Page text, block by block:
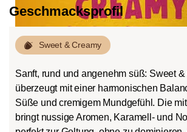
Geschmacksprofil
Sweet & Creamy
Sanft, rund und angenehm süß: Sweet
überzeugt mit einer harmonischen
Süße und cremigem Mundgefühl. Die
bringt nussige Aromen, Karamell- und